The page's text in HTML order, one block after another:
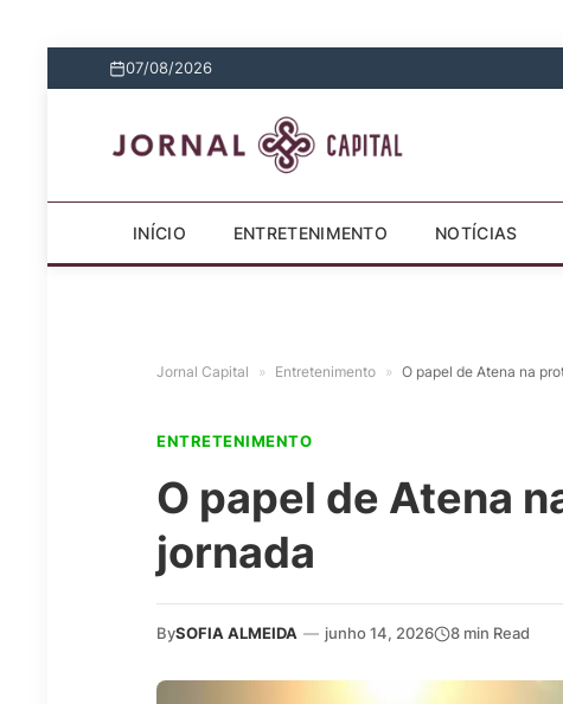
07/08/2026
INÍCIO ENTRETENIMENTO NOTÍCIAS
Jornal Capital » Entretenimento » O papel de Atena na
ENTRETENIMENTO
O papel de Atena
jornada
BySOFIA ALMEIDA — junho 14, 2026 8 min Read